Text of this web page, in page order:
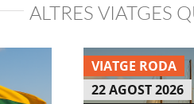
ALTRES VIATGES
VIATGE RODA
22 AGOST 2026